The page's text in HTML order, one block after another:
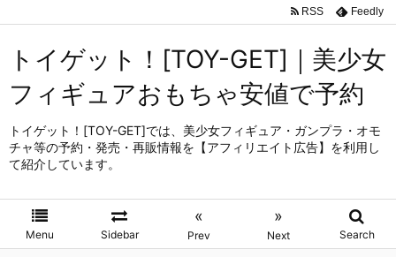
トイゲット！[TOY-GET]｜美少女
フィギュアおもちゃ安値で予約
トイゲット！[TOY-GET]では、美少女フィギュア・ガンプラ・オモ
チャ等の予約・発売・再販情報を【アフィリエイト広告】を利用し
て紹介しています。
Menu Sidebar
«
Prev
»
Next Search
RSS Feedly